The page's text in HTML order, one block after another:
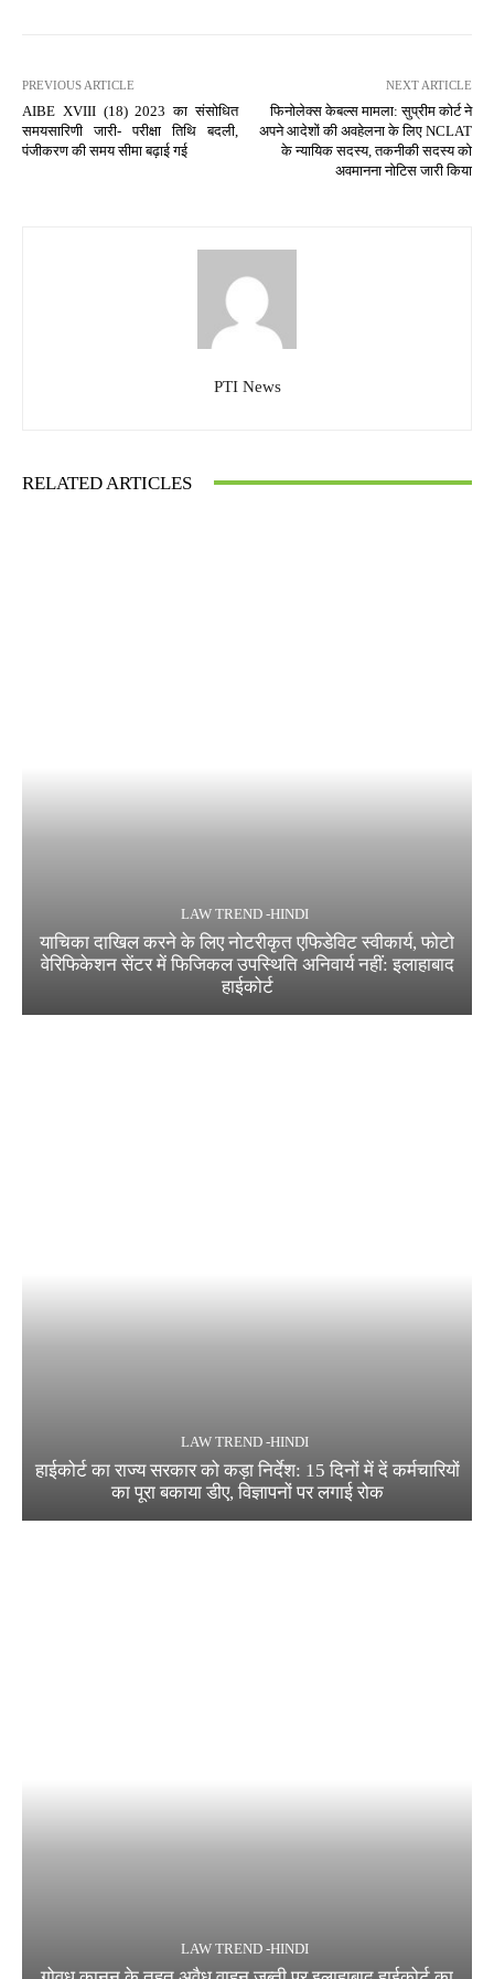
PREVIOUS ARTICLE
AIBE XVIII (18) 2023 का संसोधित
समयसारिणी जारी- परीक्षा तिथि बदली,
पंजीकरण की समय सीमा बढ़ाई गई
NEXT ARTICLE
फिनोलेक्स केबल्स मामला: सुप्रीम कोर्ट ने
अपने आदेशों की अवहेलना के लिए NCLAT
के न्यायिक सदस्य, तकनीकी सदस्य को
अवमानना ​​नोटिस जारी किया
PTI News
RELATED ARTICLES
LAW TREND -HINDI
याचिका दाखिल करने के लिए नोटरीकृत एफिडेविट स्वीकार्य, फोटो
वेरिफिकेशन सेंटर में फिजिकल उपस्थिति अनिवार्य नहीं: इलाहाबाद
हाईकोर्ट
LAW TREND -HINDI
हाईकोर्ट का राज्य सरकार को कड़ा निर्देश: 15 दिनों में दें कर्मचारियों
का पूरा बकाया डीए, विज्ञापनों पर लगाई रोक
LAW TREND -HINDI